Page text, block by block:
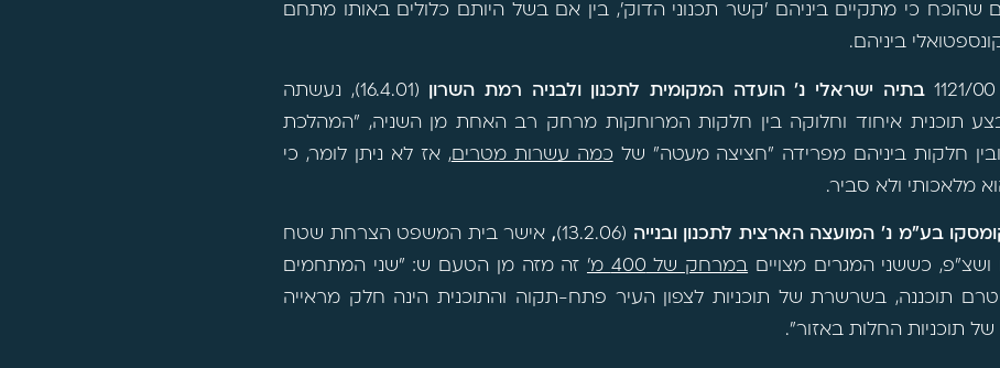
שהוכח כי מתקיים ביניהם 'קשר תכנוני הדוק', בין אם בשל היותם כלולים באותו מתחם
ביניהם.
בתיה ישראלי נ' הועדה המקומית לתכנון ולבניה רמת השרון
(16.4.01), נעשתה
תוכנית איחוד וחלוקה בין חלקות המרוחקות מרחק רב האחת מן השניה, "המהלכת
חלקות ביניהם מפרידה "חציצה מעטה" של כמה עשרות מטרים, אז לא ניתן לומר, כי
מלאכותי ולא סביר.
בע"מ נ' המועצה הארצית לתכנון ובנייה (13.2.06)
, אישר בית המשפט הצרחת שטח
כששני המגרים מצויים במרחק של 400 מ'
זה מזה מן הטעם ש: "שני המתחמים
תוכננה, בשרשרת של תוכניות לצפון העיר פתח-תקוה והתוכנית הינה חלק מראייה
תוכניות החלות באזור".